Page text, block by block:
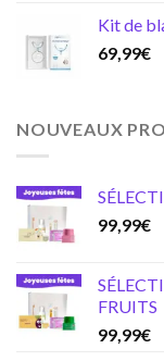
Kit de
69,99€
NOUVEAUX
99,99€
FRUITS
99,99€